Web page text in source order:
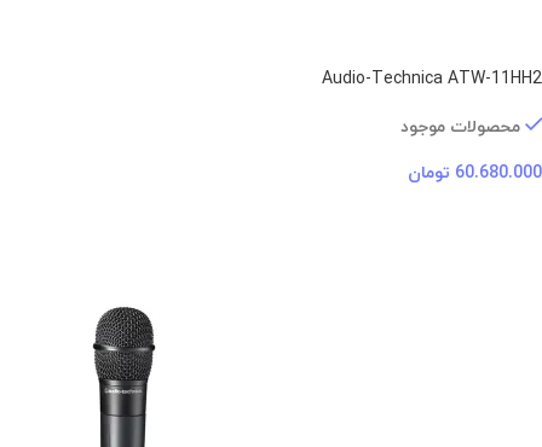
Audio-Technica ATW-11HH2
محصولات موجود
60.680.000 تومان